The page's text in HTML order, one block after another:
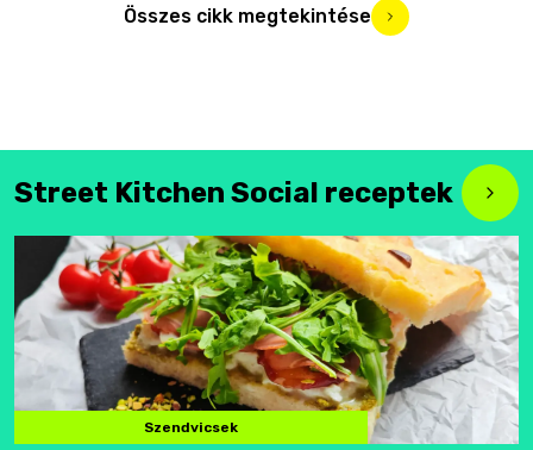
Összes cikk megtekintése
Street Kitchen Social receptek
Szendvicsek